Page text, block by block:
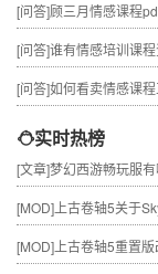
[问答]顾三月情感课程
[问答]谁有情感培训课程
[问答]如何看卖情感课程
实时热榜
[文章]梦幻西游畅玩服有
[MOD] 上古卷轴5关于
[MOD] 上古卷轴5重置